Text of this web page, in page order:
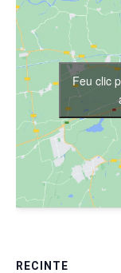
RECINTE
Feu clic